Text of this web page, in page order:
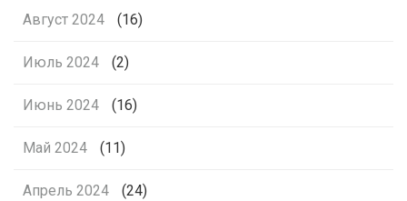
Август 2024 (16)
Июль 2024 (2)
Июнь 2024 (16)
Май 2024 (11)
Апрель 2024 (24)